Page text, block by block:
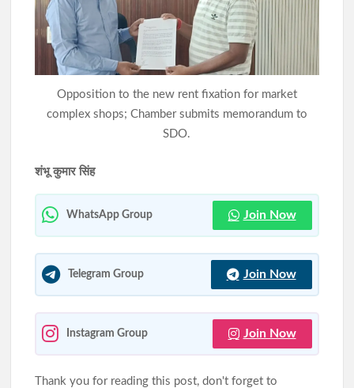
झारखंड की फायर सर्विस हुई और मजबूत, 58 हाईटेक मिस्ट टेक्नोलॉजी
अग्निशमन वाहन बेड़े में शामिल
चांडिल के होटल में गैस रिसाव से लगी आग, दमकल और ग्रामीणों की सूझबूझ
से टला बड़ा हादसा
Opposition to the new rent fixation for market
complex shops; Chamber submits memorandum to
SDO.
शंभू कुमार सिंह
WhatsApp Group Join Now
Telegram Group Join Now
Instagram Group Join Now
Thank you for reading this post, don't forget to